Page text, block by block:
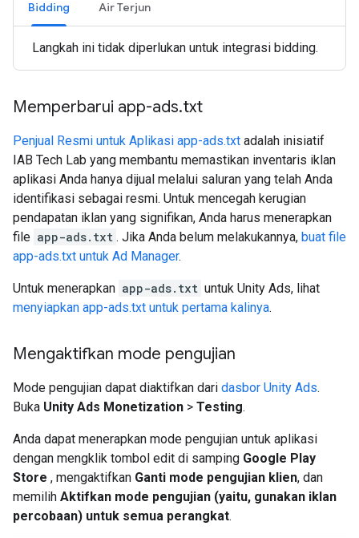
Bidding Air Terjun
Langkah ini tidak diperlukan untuk integrasi bidding.
Memperbarui app-ads.txt
Penjual Resmi untuk Aplikasi app-ads.txt adalah inisiatif
IAB Tech Lab yang membantu memastikan inventaris iklan
aplikasi Anda hanya dijual melalui saluran yang telah Anda
identifikasi sebagai resmi. Untuk mencegah kerugian
pendapatan iklan yang signifikan, Anda harus menerapkan
file app-ads.txt . Jika Anda belum melakukannya, buat file
app-ads.txt untuk Ad Manager.
Untuk menerapkan app-ads.txt untuk Unity Ads, lihat
menyiapkan app-ads.txt untuk pertama kalinya.
Mengaktifkan mode pengujian
Mode pengujian dapat diaktifkan dari dasbor Unity Ads.
Buka Unity Ads Monetization > Testing.
Anda dapat menerapkan mode pengujian untuk aplikasi
dengan mengklik tombol edit di samping Google Play
Store , mengaktifkan Ganti mode pengujian klien, dan
memilih Aktifkan mode pengujian (yaitu, gunakan iklan
percobaan) untuk semua perangkat.